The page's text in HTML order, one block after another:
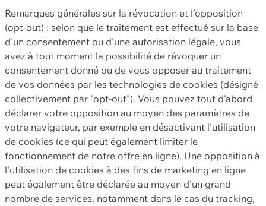
Remarques générales sur la révocation et l'opposition
(opt-out) : selon que le traitement est effectué sur la base
d'un consentement ou d'une autorisation légale, vous
avez à tout moment la possibilité de révoquer un
consentement donné ou de vous opposer au traitement
de vos données par les technologies de cookies (désigné
collectivement par "opt-out"). Vous pouvez tout d'abord
déclarer votre opposition au moyen des paramètres de
votre navigateur, par exemple en désactivant l'utilisation
de cookies (ce qui peut également limiter le
fonctionnement de notre offre en ligne). Une opposition à
l'utilisation de cookies à des fins de marketing en ligne
peut également être déclarée au moyen d'un grand
nombre de services, notamment dans le cas du tracking,